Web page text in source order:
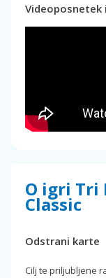
Videoposnetek
O igri Tri
Classic
Odstrani karte
Cilj te priljubljene